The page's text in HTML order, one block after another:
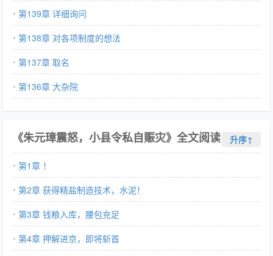
第139章 详细询问
第138章 对各项制度的想法
第137章 取名
第136章 大杂院
《朱元璋震怒，小县令私自赈灾》全文阅读 升序↑
第1章 ！
第2章 获得精盐制造技术，水泥！
第3章 钱粮入库，腰包充足
第4章 押解进京，即将斩首